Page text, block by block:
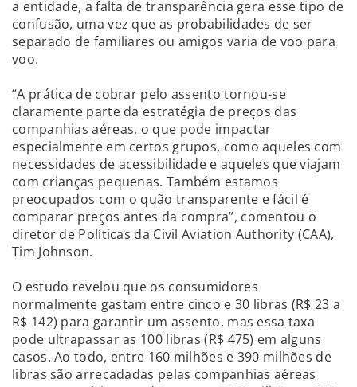
a entidade, a falta de transparência gera esse tipo de
confusão, uma vez que as probabilidades de ser
separado de familiares ou amigos varia de voo para
voo.
“A prática de cobrar pelo assento tornou-se
claramente parte da estratégia de preços das
companhias aéreas, o que pode impactar
especialmente em certos grupos, como aqueles com
necessidades de acessibilidade e aqueles que viajam
com crianças pequenas. Também estamos
preocupados com o quão transparente e fácil é
comparar preços antes da compra”, comentou o
diretor de Políticas da Civil Aviation Authority (CAA),
Tim Johnson.
O estudo revelou que os consumidores
normalmente gastam entre cinco e 30 libras (R$ 23 a
R$ 142) para garantir um assento, mas essa taxa
pode ultrapassar as 100 libras (R$ 475) em alguns
casos. Ao todo, entre 160 milhões e 390 milhões de
libras são arrecadadas pelas companhias aéreas